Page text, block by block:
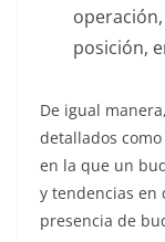
posición,
De igual
detallados
en la que un
y tendencias en
presencia de